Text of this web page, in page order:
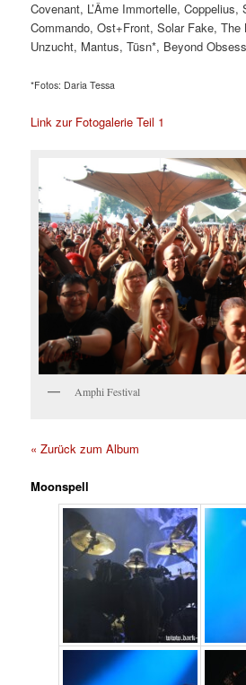
Covenant, L’Âme Immortelle,
Commando, Ost+Front, Solar Fake, The
Unzucht, Mantus, Tüsn*, Beyond
*Fotos: Daria Tessa
Link zur Fotogalerie Teil 1
Amphi Festival
« Zurück zum Album
Moonspell